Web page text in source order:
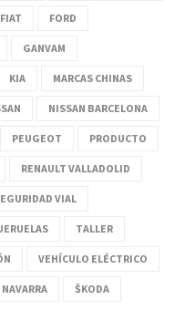
FIAT FORD
GANVAM
KIA MARCAS CHINAS
NISSAN BARCELONA
PEUGEOT PRODUCTO
RENAULT VALLADOLID
VIAL
TALLER
VEHÍCULO ELÉCTRICO
ŠKODA